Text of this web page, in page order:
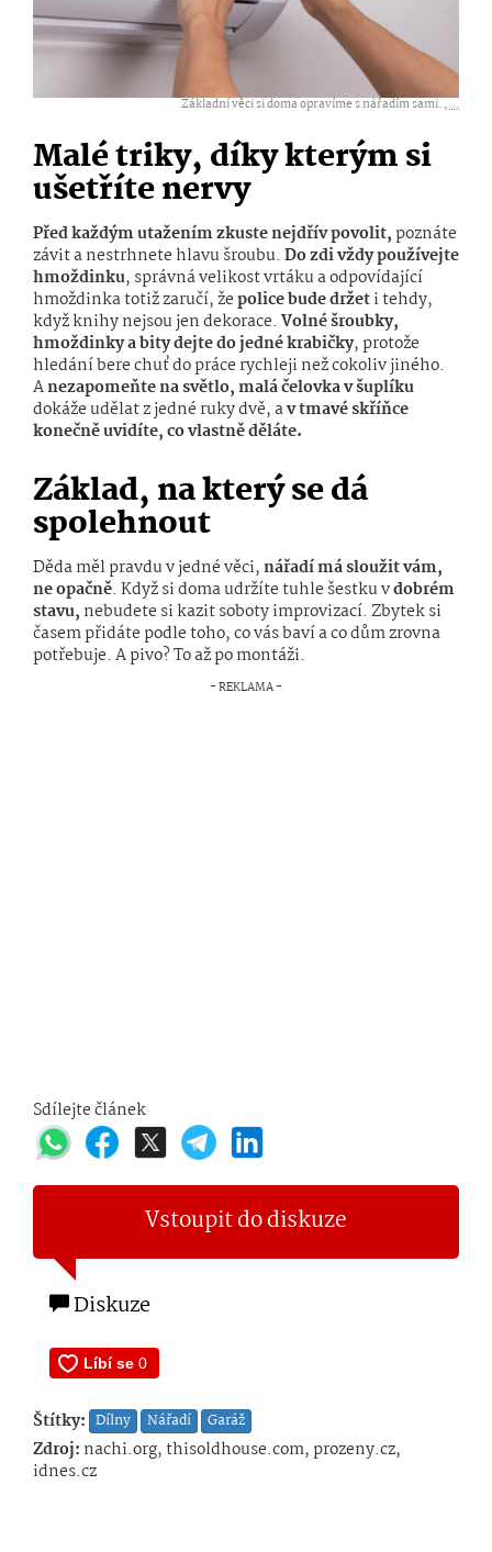
Základní věci si doma opravíme s nářadím sami. ,...
Malé triky, díky kterým si
ušetříte nervy
Před každým utažením zkuste nejdřív povolit, poznáte
závit a nestrhnete hlavu šroubu. Do zdi vždy používejte
hmoždinku, správná velikost vrtáku a odpovídající
hmoždinka totiž zaručí, žepolice bude držeti tehdy,
když knihy nejsou jen dekorace. Volné šroubky,
hmoždinky a bity dejte do jedné krabičky, protože
hledání bere chuť do práce rychleji než cokoliv jiného.
Anezapomeňte na světlo, malá čelovka v šuplíku
dokáže udělat z jedné ruky dvě, av tmavé skříňce
konečně uvidíte, co vlastně děláte.
Základ, na který se dá
spolehnout
Děda měl pravdu v jedné věci,nářadí má sloužit vám,
ne opačně. Když si doma udržíte tuhle šestku vdobrém
stavu, nebudete si kazit soboty improvizací. Zbytek si
časem přidáte podle toho, co vás baví a co dům zrovna
potřebuje. A pivo? To až po montáži.
Sdílejte článek
Vstoupit do diskuze
Diskuze
Štítky: Dílny Nářadí Garáž
Zdroj: nachi.org, thisoldhouse.com, prozeny.cz,
idnes.cz